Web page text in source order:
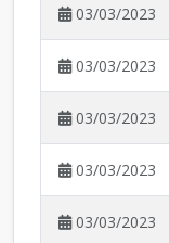
03/03/2023
03/03/2023
03/03/2023
03/03/2023
03/03/2023